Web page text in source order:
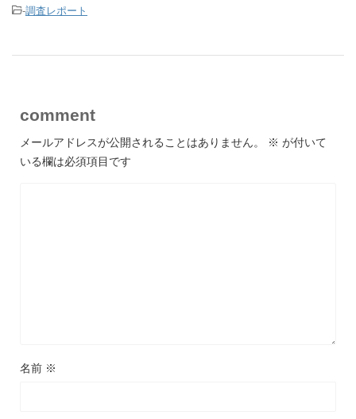
-調査レポート
comment
メールアドレスが公開されることはありません。 ※ が付いて
いる欄は必須項目です
名前 ※